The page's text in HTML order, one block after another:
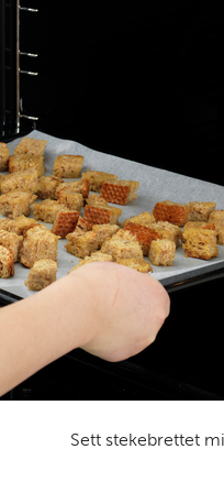
Sett stekebrettet